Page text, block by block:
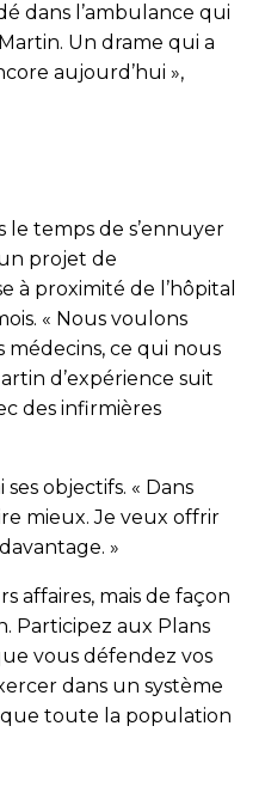
dans l’ambulance qui
Martin. Un drame qui a
aujourd’hui »,
le temps de s’ennuyer
projet de
à proximité de l’hôpital
« Nous voulons
ce qui nous
d’expérience suit
des infirmières
objectifs. « Dans
mieux. Je veux offrir
»
affaires, mais de façon
Participez aux Plans
vous défendez vos
dans un système
toute la population